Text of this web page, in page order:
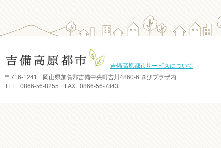
吉備高原都市サービスについて
〒716-1241 岡山県加賀郡吉備中央町吉川4860-6 きびプラザ内
TEL : 0866-56-8255 FAX : 0866-56-7843